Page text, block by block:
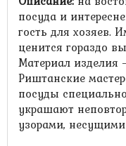
посуда и
гость для хозяев.
ценится гораздо
Материал изделия
Риштанские
посуды
украшают
узорами,